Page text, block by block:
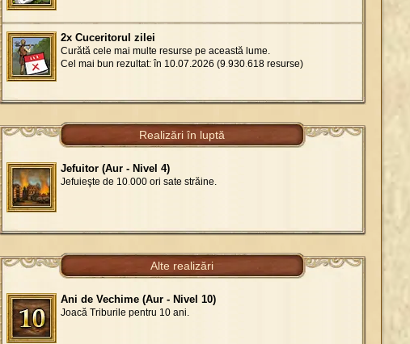
2x Cuceritorul zilei
Curătă cele mai multe resurse pe această lume.
Cel mai bun rezultat: în 10.07.2026 (9.930.618 resurse)
Realizări în luptă
Jefuitor (Aur - Nivel 4)
Jefuieşte de 10.000 ori sate străine.
Alte realizări
Ani de Vechime (Aur - Nivel 10)
Joacă Triburile pentru 10 ani.